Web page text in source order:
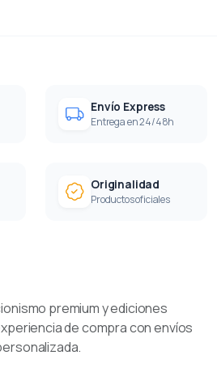
Envío Express
Entrega en 24/48h
Originalidad
Productos oficiales
premium y ediciones
de compra con envíos